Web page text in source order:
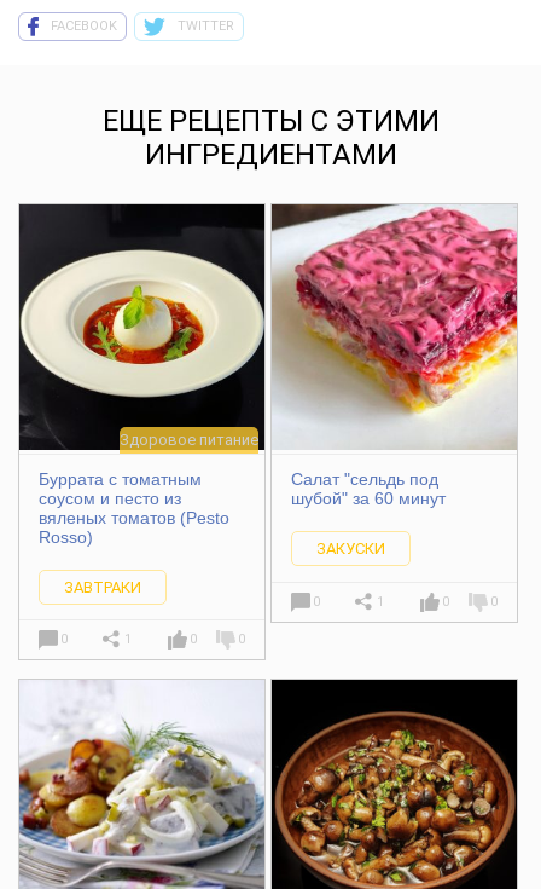
FACEBOOK TWITTER
ЕЩЕ РЕЦЕПТЫ С ЭТИМИ
ИНГРЕДИЕНТАМИ
Здоровое питание
Буррата с томатным
соусом и песто из
вяленых томатов (Pesto
Rosso)
ЗАВТРАКИ
0 1 0 0
Салат "сельдь под
шубой" за 60 минут
ЗАКУСКИ
0 1 0 0